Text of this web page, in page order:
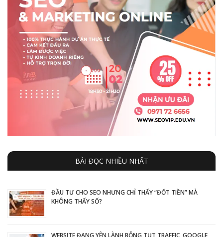
BÀI ĐỌC NHIỀU NHẤT
ĐẦU TƯ CHO SEO NHƯNG CHỈ THẤY “ĐỐT TIỀN” MÀ
KHÔNG THẤY SỐ?
WEBSITE ĐANG YÊN LÀNH BỖNG TỤT TRAFFIC, GOOGLE